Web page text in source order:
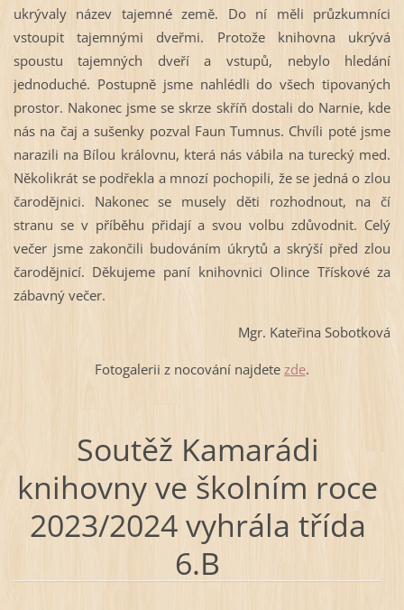
ukrývaly název tajemné země. Do ní měli průzkumníci
vstoupit tajemnými dveřmi. Protože knihovna ukrývá
spoustu tajemných dveří a vstupů, nebylo hledání
jednoduché. Postupně jsme nahlédli do všech tipovaných
prostor. Nakonec jsme se skrze skříň dostali do Narnie, kde
nás na čaj a sušenky pozval Faun Tumnus. Chvíli poté jsme
narazili na Bílou královnu, která nás vábila na turecký med.
Několikrát se podřekla a mnozí pochopili, že se jedná o zlou
čarodějnici. Nakonec se musely děti rozhodnout, na čí
stranu se v příběhu přidají a svou volbu zdůvodnit. Celý
večer jsme zakončili budováním úkrytů a skrýší před zlou
čarodějnicí. Děkujeme paní knihovnici Olince Třískové za
zábavný večer.
Mgr. Kateřina Sobotková
Fotogalerii z nocování najdete zde.
Soutěž Kamarádi
knihovny ve školním roce
2023/2024 vyhrála třída
6.B